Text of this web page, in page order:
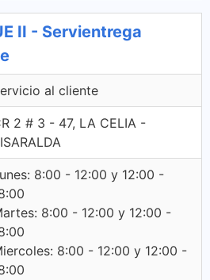
II - Servientrega
al cliente
2 # 3 - 47, LA CELIA -
8:00 - 12:00 y 12:00 -
8:00 - 12:00 y 12:00 -
8:00 - 12:00 y 12:00 -